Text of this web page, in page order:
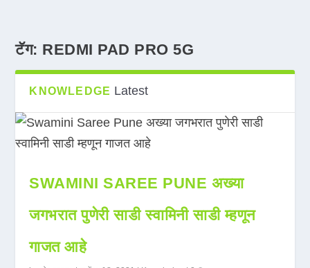
टॅग: REDMI PAD PRO 5G
KNOWLEDGE Latest
SWAMINI SAREE PUNE अख्या
जगभरात पुणेरी साडी स्वामिनी साडी म्हणून
गाजत आहे